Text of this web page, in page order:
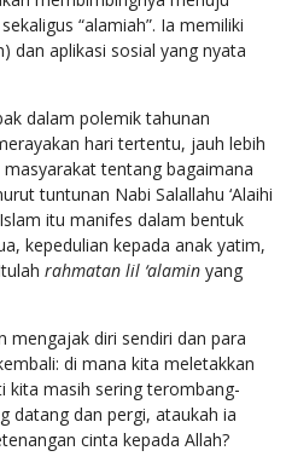
“alamiah”. Ia memiliki
dan aplikasi sosial yang nyata
dalam polemik tahunan
hari tertentu, jauh lebih
tentang bagaimana
tuntunan Nabi Salallahu ‘Alaihi
itu manifes dalam bentuk
kepedulian kepada anak yatim,
rahmatan lil ‘alamin yang
mengajak diri sendiri dan para
di mana kita meletakkan
kita masih sering terombang-
datang dan pergi, ataukah ia
cinta kepada Allah?